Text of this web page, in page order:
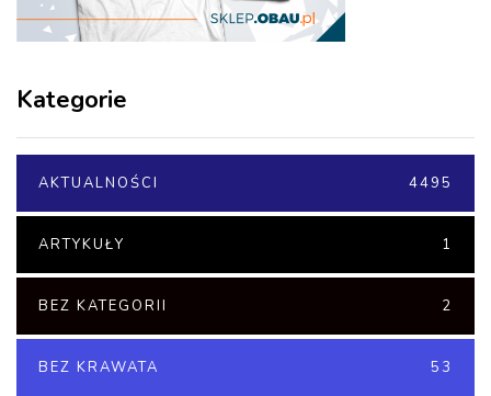
Kategorie
AKTUALNOŚCI 4495
ARTYKUŁY 1
BEZ KATEGORII 2
BEZ KRAWATA 53